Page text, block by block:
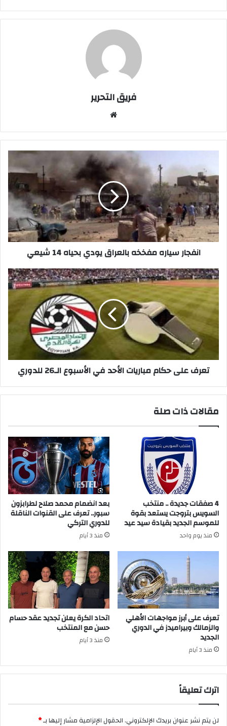
فريق التحرير
سياره
مفخخه
بالعراق
يودي
بحياه
14
شيعي
انفجار سياره مفخخه بالعراق يودي بحياه 14 شيعي
تعرف
على
حكام
مباريات
الأحد
في
الأسبوع
للدوري
تعرف على حكام مباريات الأحد في الأسبوع الـ26 للدوري
مقالات ذات صلة
4 صفقات جديدة .. منتخب
السويس بتروجت يستعد بقوة
للموسم الجديد بقيادة سيد عيد
منذ يوم واحد
بعد انضمام محمد صلاح لطرابزون
سبور.. تعرف على القنوات الناقلة
للدوري التركي
منذ 3 أيام
تعرف على أبرز مواجهات الأهلي
والزمالك وبيراميدز في الدوري
الجديد
منذ 3 أيام
اتحاد الكرة يعلن تجديد عقد حسام
حسن مع المنتخب
منذ 3 أيام
اترك تعليقاً
لن يتم نشر عنوان بريدك الإلكتروني.الحقول الإلزامية مشار إليها بـ*